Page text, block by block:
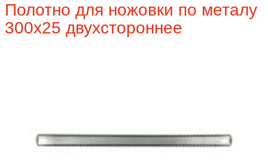
Полотно для ножовки по металу
300х25 двухстороннее